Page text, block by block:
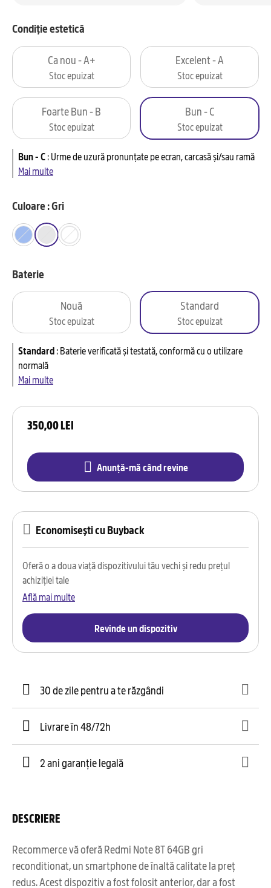
350,00 LEI
Anunță-mă când revine
Condiție estetică
Ca nou - A+
Stoc epuizat
Excelent - A
Stoc epuizat
Foarte Bun - B
Stoc epuizat
Bun - C
Stoc epuizat
Bun - C:Urme de uzură pronunțate pe ecran, carcasă și/sau ramă
Mai multe
Culoare : Gri
Baterie
Nouă
Stoc epuizat
Standard
Stoc epuizat
Standard:Baterie verificată și testată, conformă cu o utilizare
normală
Mai multe
Economisești cu Buyback
Oferă o a doua viață dispozitivului tău vechi și redu prețul
achiziției tale
Află mai multe
Revinde un dispozitiv
30 de zile pentru a te răzgândi
Livrare în 48/72h
2 ani garanție legală
DESCRIERE
Recommerce vă oferă Redmi Note 8T 64GB gri
reconditionat, un smartphone de înaltă calitate la preț
redus. Acest dispozitiv a fost folosit anterior, dar a fost